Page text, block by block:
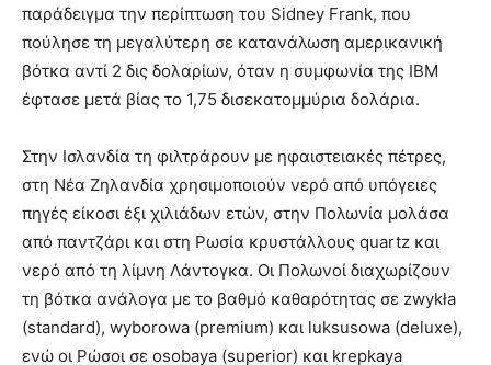
παράδειγμα την περίπτωση του Sidney Frank, που
πούλησε τη μεγαλύτερη σε κατανάλωση αμερικανική
βότκα αντί 2 δις δολαρίων, όταν η συμφωνία της IBM
έφτασε μετά βίας το 1,75 δισεκατομμύρια δολάρια.
Στην Ισλανδία τη φιλτράρουν με ηφαιστειακές πέτρες,
στη Νέα Ζηλανδία χρησιμοποιούν νερό από υπόγειες
πηγές είκοσι έξι χιλιάδων ετών, στην Πολωνία μολάσα
από παντζάρι και στη Ρωσία κρυστάλλους quartz και
νερό από τη λίμνη Λάντογκα. Οι Πολωνοί διαχωρίζουν
τη βότκα ανάλογα με το βαθμό καθαρότητας σε zwykła
(standard), wyborowa (premium) και luksusowa (deluxe),
ενώ οι Ρώσοι σε osobaya (superior) και krepkaya